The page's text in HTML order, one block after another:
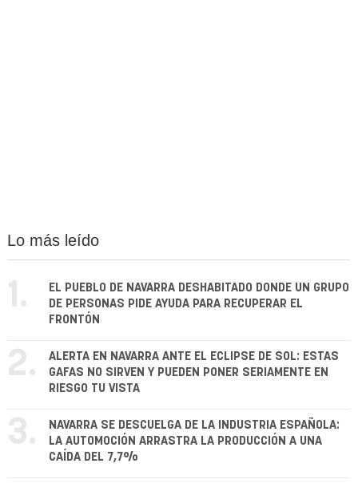
Lo más leído
1.
EL PUEBLO DE NAVARRA DESHABITADO DONDE UN GRUPO
DE PERSONAS PIDE AYUDA PARA RECUPERAR EL
FRONTÓN
2.
ALERTA EN NAVARRA ANTE EL ECLIPSE DE SOL: ESTAS
GAFAS NO SIRVEN Y PUEDEN PONER SERIAMENTE EN
RIESGO TU VISTA
3.
NAVARRA SE DESCUELGA DE LA INDUSTRIA ESPAÑOLA:
LA AUTOMOCIÓN ARRASTRA LA PRODUCCIÓN A UNA
CAÍDA DEL 7,7%